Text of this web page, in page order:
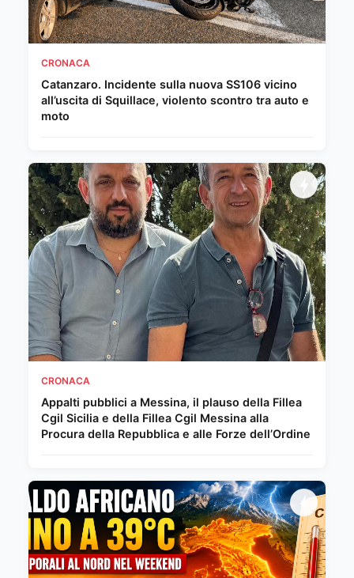
CRONACA
Catanzaro. Incidente sulla nuova SS106 vicino
all’uscita di Squillace, violento scontro tra auto e
moto
CRONACA
Appalti pubblici a Messina, il plauso della Fillea
Cgil Sicilia e della Fillea Cgil Messina alla
Procura della Repubblica e alle Forze dell’Ordine